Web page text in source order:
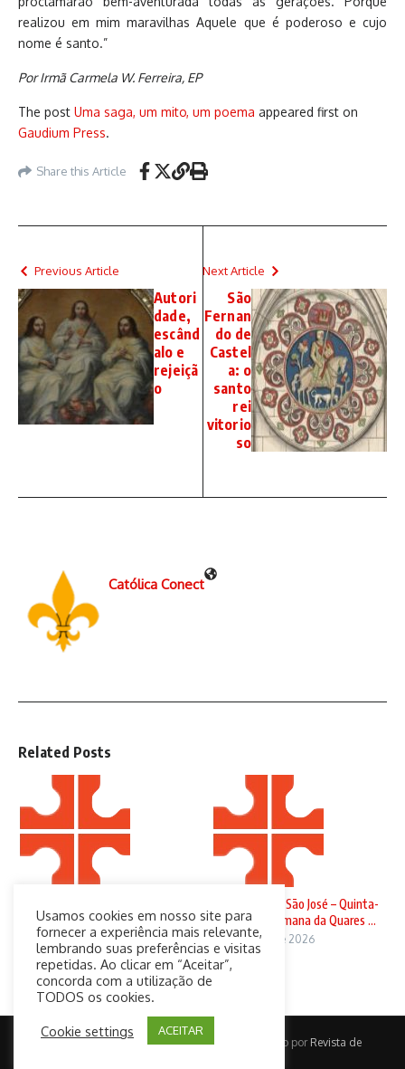
realizou em mim maravilhas Aquele que é poderoso e cujo
nome é santo.”
Por Irmã Carmela W. Ferreira, EP
The post Uma saga, um mito, um poema appeared first on
Gaudium Press.
Share this Article
Previous Article
Autori
dade,
escând
alo e
rejeiçã
o
Next Article
São
Fernan
do de
Castel
a: o
santo
rei
vitorio
so
Católica Conect
Related Posts
29 de março de 2026
Solenidade de São José – Quinta-
feira da 4ª Semana da Quares ...
19 de março de 2026
Copyright © 2026 CatolicaConect | Desenvolvido por Revista de
Usamos cookies em nosso site para
fornecer a experiência mais relevante,
lembrando suas preferências e visitas
repetidas. Ao clicar em “Aceitar”,
concorda com a utilização de
TODOS os cookies.
Cookie settings ACEITAR